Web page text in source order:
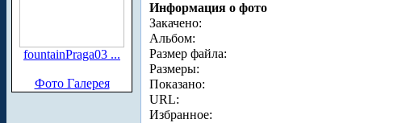
fountainPraga03 ...
Фото Галерея
Информация о фото
Закачено:
Альбом:
Размер файла:
Размеры:
Показано:
URL:
Избранное: